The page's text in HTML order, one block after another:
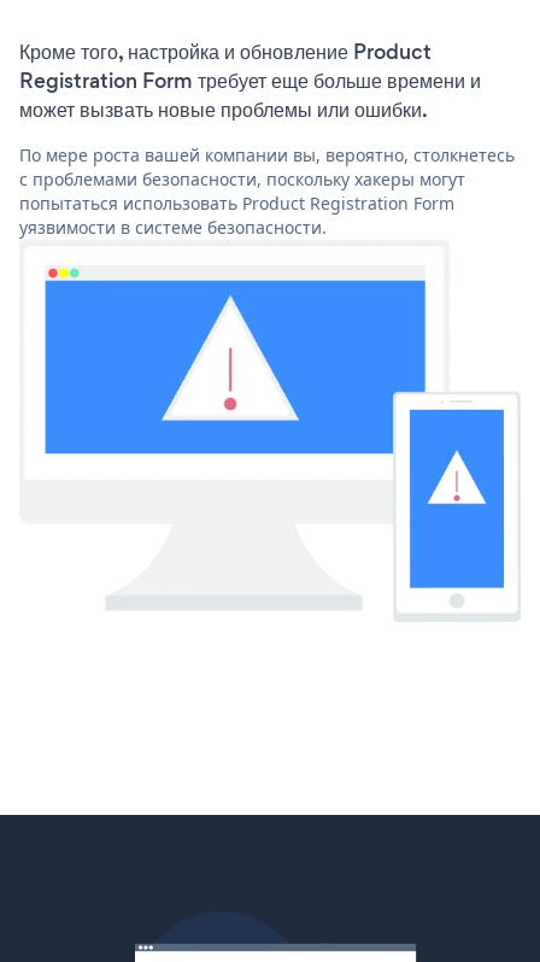
Кроме того, настройка и обновление Product
Registration Form требует еще больше времени и
может вызвать новые проблемы или ошибки.
По мере роста вашей компании вы, вероятно, столкнетесь
с проблемами безопасности, поскольку хакеры могут
попытаться использовать Product Registration Form
уязвимости в системе безопасности.